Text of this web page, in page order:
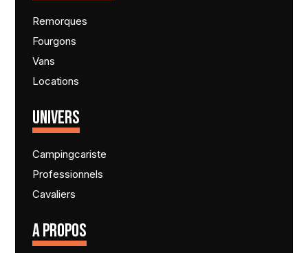
Remorques
Fourgons
Vans
Locations
UNIVERS
Campingcariste
Professionnels
Cavaliers
A PROPOS